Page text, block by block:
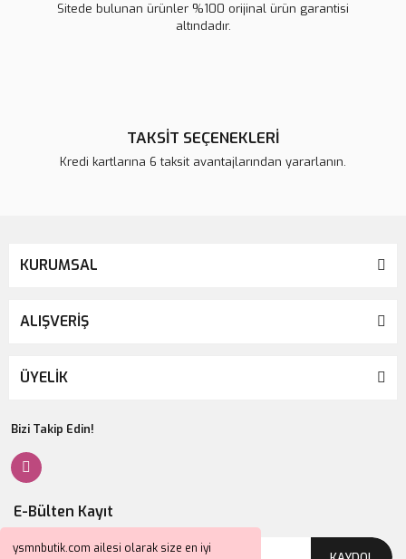
ysmnbutik.com ailesi olarak size en iyi
Sitede bulunan ürünler %100 orijinal ürün garantisi
altındadır.
TAKSİT SEÇENEKLERİ
Kredi kartlarına 6 taksit avantajlarından yararlanın.
KURUMSAL
ALIŞVERİŞ
ÜYELİK
Bizi Takip Edin!
E-Bülten Kayıt